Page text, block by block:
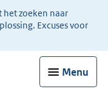
zoeken naar
Excuses voor
Menu